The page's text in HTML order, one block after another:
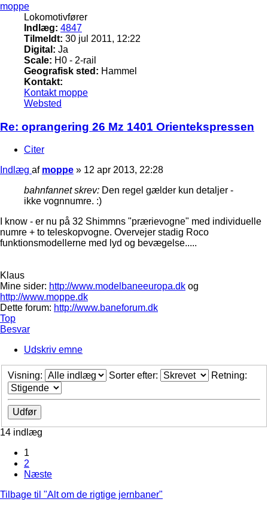
moppe
Lokomotivfører
Indlæg: 4847
Tilmeldt: 30 jul 2011, 12:22
Digital: Ja
Scale: H0 - 2-rail
Geografisk sted: Hammel
Kontakt:
Kontakt moppe
Websted
Re: oprangering 26 Mz 1401 Orientekspressen
Citer
Indlæg af moppe » 12 apr 2013, 22:28
bahnfannet skrev: Den regel gælder kun detaljer -
ikke vognnumre. :)
I know - er nu på 32 Shimmns "prærievogne" med individuelle
numre + to teleskopvogne. Overvejer stadig Roco
funktionsmodellerne med lyd og bevægelse.....
Klaus
Mine sider: http://www.modelbaneeuropa.dk og
http://www.moppe.dk
Dette forum: http://www.baneforum.dk
Top
Besvar
Udskriv emne
Visning: Sorter efter: Retning:
14 indlæg
1
2
Næste
Tilbage til "Alt om de rigtige jernbaner"